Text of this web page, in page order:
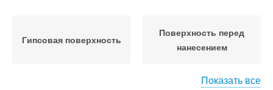
Гипсовая поверхность
Поверхность перед
нанесением
Показать все